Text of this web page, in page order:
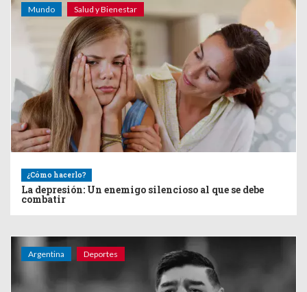
Mundo Salud y Bienestar
¿Cómo hacerlo?
La depresión: Un enemigo silencioso al que se debe
combatir
Argentina Deportes